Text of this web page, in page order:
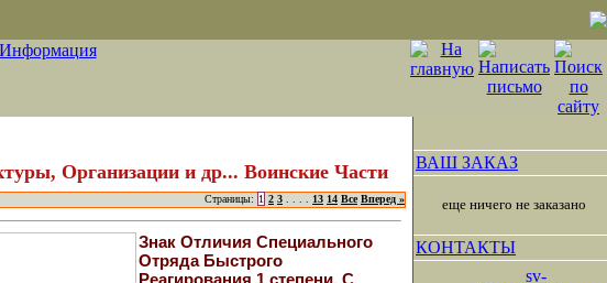
Информация
Организации и др... Воинские Части
Страницы: 1 2 3 13 14 Все Вперед »
Знак Отличия Специального
Отряда Быстрого
Реагирования 1 степени. С
ВАШ ЗАКАЗ
еще ничего не заказано
КОНТАКТЫ
sv-